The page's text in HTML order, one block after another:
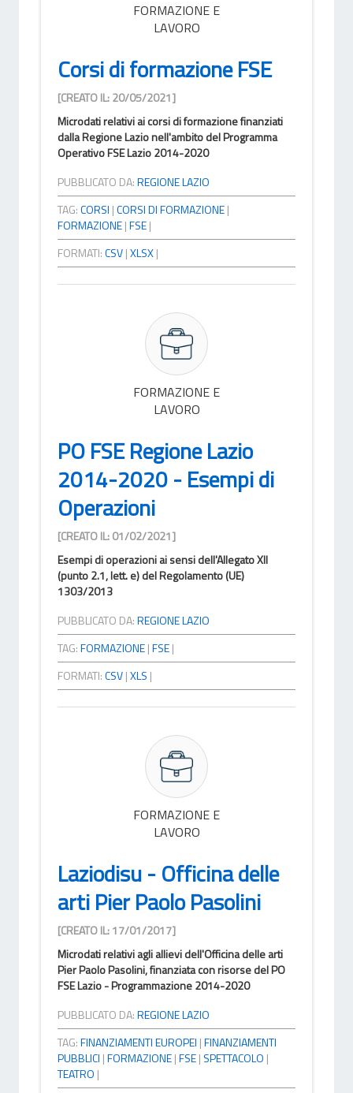
FORMAZIONE E
LAVORO
Corsi di formazione FSE
[CREATO IL: 20/05/2021]
Microdati relativi ai corsi di formazione finanziati
dalla Regione Lazio nell'ambito del Programma
Operativo FSE Lazio 2014-2020
PUBBLICATO DA:REGIONE LAZIO
TAG:CORSI |CORSI DI FORMAZIONE|
FORMAZIONE|FSE|
FORMATI:CSV|XLSX|
FORMAZIONE E
LAVORO
PO FSE Regione Lazio
2014-2020 - Esempi di
Operazioni
[CREATO IL: 01/02/2021]
Esempi di operazioni ai sensi dell'Allegato XII
(punto 2.1, lett. e) del Regolamento (UE)
1303/2013
PUBBLICATO DA:REGIONE LAZIO
TAG:FORMAZIONE|FSE|
FORMATI:CSV|XLS |
FORMAZIONE E
LAVORO
Laziodisu - Officina delle
arti Pier Paolo Pasolini
[CREATO IL: 17/01/2017]
Microdati relativi agli allievi dell'Officina delle arti
Pier Paolo Pasolini, finanziata con risorse del PO
FSE Lazio - Programmazione 2014-2020
PUBBLICATO DA:REGIONE LAZIO
TAG:FINANZIAMENTI EUROPEI |FINANZIAMENTI
PUBBLICI |FORMAZIONE|FSE| SPETTACOLO |
TEATRO |